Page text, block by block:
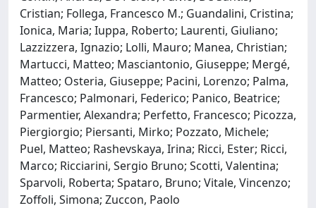
Cristian; Follega, Francesco M.; Guandalini, Cristina;
Ionica, Maria; Iuppa, Roberto; Laurenti, Giuliano;
Lazzizzera, Ignazio; Lolli, Mauro; Manea, Christian;
Martucci, Matteo; Masciantonio, Giuseppe; Mergé,
Matteo; Osteria, Giuseppe; Pacini, Lorenzo; Palma,
Francesco; Palmonari, Federico; Panico, Beatrice;
Parmentier, Alexandra; Perfetto, Francesco; Picozza,
Piergiorgio; Piersanti, Mirko; Pozzato, Michele;
Puel, Matteo; Rashevskaya, Irina; Ricci, Ester; Ricci,
Marco; Ricciarini, Sergio Bruno; Scotti, Valentina;
Sparvoli, Roberta; Spataro, Bruno; Vitale, Vincenzo;
Zoffoli, Simona; Zuccon, Paolo